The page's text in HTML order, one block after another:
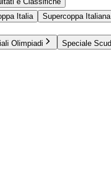
Italia Supercoppa Italiana
Olimpiadi Speciale